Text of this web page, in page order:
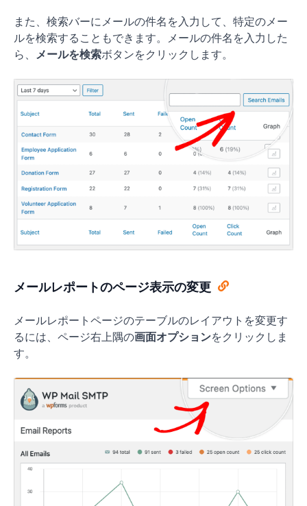
また、検索バーにメールの件名を入力して、特定のメー
ルを検索することもできます。メールの件名を入力した
ら、 メールを検索ボタンをクリックします。
メールレポートのページ表示の変更
メールレポートページのテーブルのレイアウトを変更す
るには、ページ右上隅の画面オプションをクリックしま
す。